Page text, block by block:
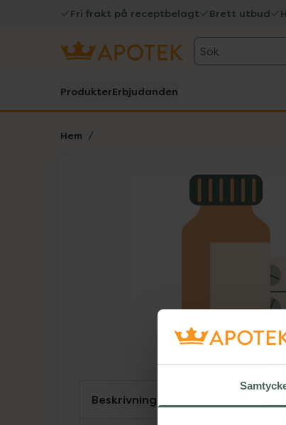
Fri frakt på receptbelagt Brett utbud
Sök
ProdukterErbjudanden
Hem
Lista: . Innehåller 1 objekt.
Beskrivning